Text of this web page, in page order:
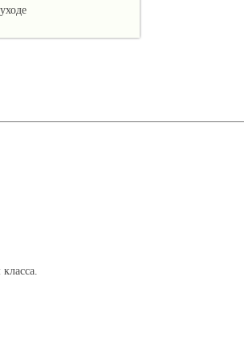
уходе